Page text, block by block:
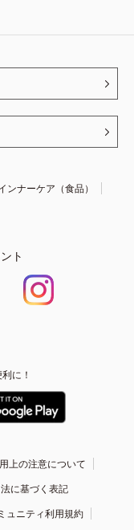
ンナーケア（食品）
ト
に！
上の注意について
に基づく表記
ュニティ利用規約